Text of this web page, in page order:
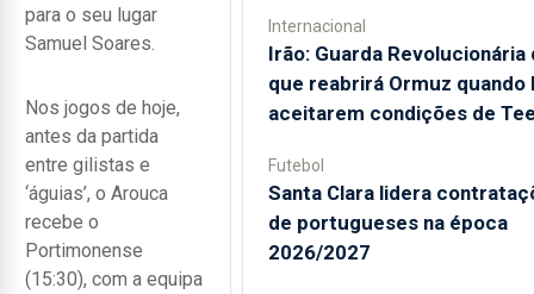
para o seu lugar
Samuel Soares.
Nos jogos de hoje,
antes da partida
entre gilistas e
‘águias’, o Arouca
recebe o
Portimonense
(15:30), com a equipa
Internacional
Irão: Guarda Revolucionária
que reabrirá Ormuz quando
aceitarem condições de
Futebol
Santa Clara lidera
de portugueses na época
2026/2027